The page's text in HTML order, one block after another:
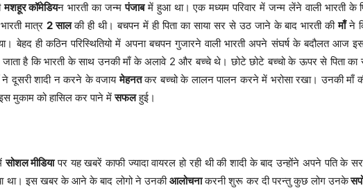
मशहूर कॉमेडियन भारती का जन्मपंजाबमें हुआ था। एक मध्यम परिवार में जन्म लेंने वाली भारती के
मात्र 2 सालकी ही थी। बचपन में ही पिता का साया सर से उठ जाने के बाद भारती कीमाँने
बेहद ही कठिन परिस्थितियो में अपना बचपन गुजारने वाली भारती अपने संघर्ष के बदौलत आज
जाता है कि भारती के साथ उनकी माँ के अलावे 2 और बच्चे थे। छोटे छोटे बच्चो के ऊपर से पिता का
ने दूसरी शादी न करने के वजायमेहनतकर बच्चो के लालन पालन करने में भरोसा रखा। उनकी माँ
मुकाम को हासिल कर पाने मेंसफलहुई।
सोशल मीडियापर यह खबरें काफी ज्यादा वायरल हो रही थी की शादी के बाद उन्होंने अपने पति के
था। इस खबर के आने के बाद लोगो ने उनकीआलोचनाकरनी शुरू कर दी परन्तु कुछ लोग उनके